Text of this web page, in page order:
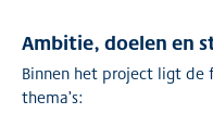
Ambitie, doelen en
Binnen het project ligt de
thema’s: